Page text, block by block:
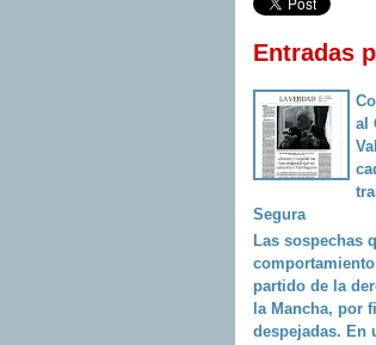
Entradas
al
Segura
Las sospechas
partido de la
la Mancha, por
despejadas. En